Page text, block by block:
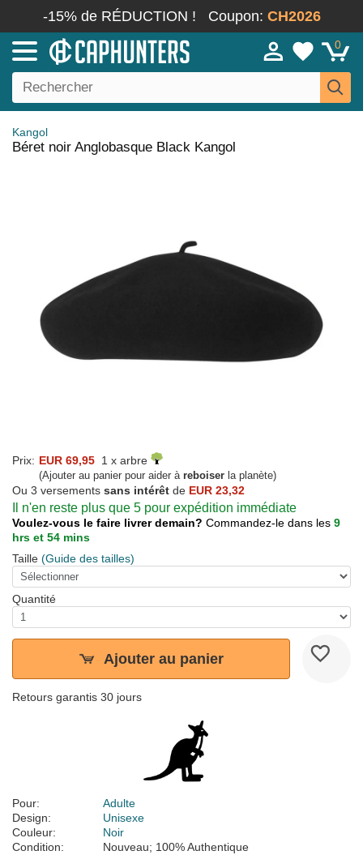
-15% de RÉDUCTION ! Coupon: CH2026
0
Kangol
Béret noir Anglobasque Black Kangol
Prix: EUR 69,95 1 x arbre
(Ajouter au panier pour aider à reboiser la planète)
Ou 3 versements sans intérêt de EUR 23,32
Il n'en reste plus que 5 pour expédition immédiate
Voulez-vous le faire livrer demain? Commandez-le dans les 9
hrs et 54 mins
Taille (Guide des tailles)
Quantité
Ajouter au panier
Retours garantis 30 jours
Pour:
Adulte
Design:
Unisexe
Couleur:
Noir
Condition:
Nouveau; 100% Authentique